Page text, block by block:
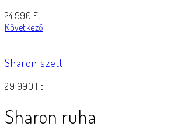
24 990 Ft
Következő
Sharon szett
29 990 Ft
Sharon ruha